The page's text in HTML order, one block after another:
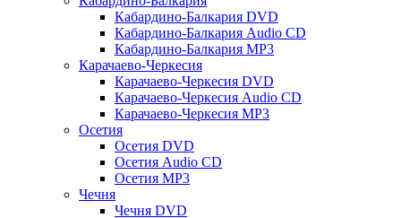
Кабардино-Балкария DVD
Кабардино-Балкария Audio CD
Кабардино-Балкария MP3
Карачаево-Черкесия
Карачаево-Черкесия DVD
Карачаево-Черкесия Audio CD
Карачаево-Черкесия MP3
Осетия
Осетия DVD
Осетия Audio CD
Осетия MP3
Чечня
Чечня DVD